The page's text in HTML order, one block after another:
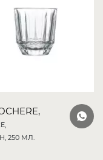
250 МЛ.